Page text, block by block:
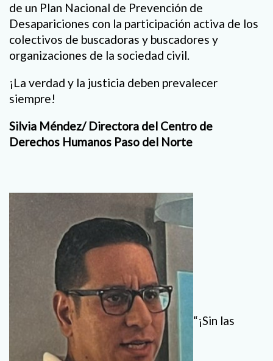
de un Plan Nacional de Prevención de
Desapariciones con la participación activa de los
colectivos de buscadoras y buscadores y
organizaciones de la sociedad civil.
¡La verdad y la justicia deben prevalecer
siempre!
Silvia Méndez/ Directora del Centro de
Derechos Humanos Paso del Norte
“¡Sin las